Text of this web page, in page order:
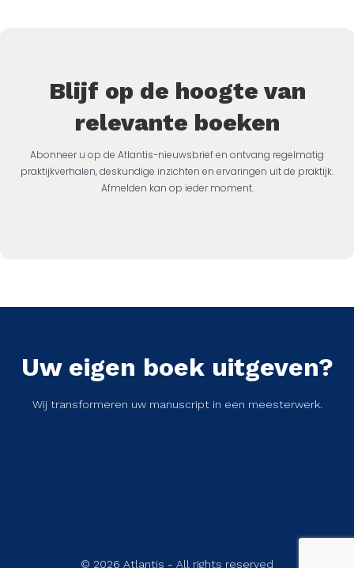
Blijf op de hoogte van
relevante boeken
Abonneer u op de Atlantis-nieuwsbrief en ontvang regelmatig
praktijkverhalen, deskundige inzichten en ervaringen uit de praktijk.
Afmelden kan op ieder moment.
Uw eigen boek uitgeven?
Wij transformeren uw manuscript in een meesterwerk.
© 2026 Atlantis - All rights reserved